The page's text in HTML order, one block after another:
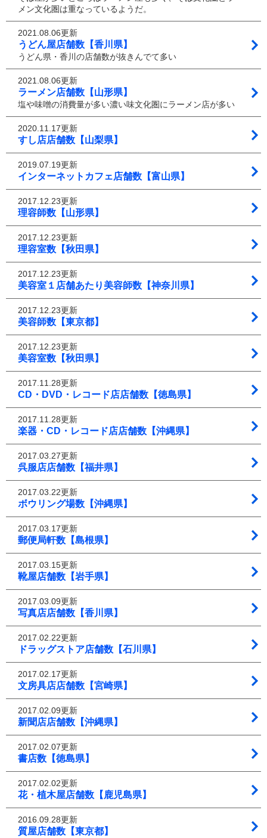
メン文化圏は重なっているようだ。
2021.08.06更新
うどん屋店舗数【香川県】
うどん県・香川の店舗数が抜きんでて多い
2021.08.06更新
ラーメン店舗数【山形県】
塩や味噌の消費量が多い濃い味文化圏にラーメン店が多い
2020.11.17更新
すし店店舗数【山梨県】
2019.07.19更新
インターネットカフェ店舗数【富山県】
2017.12.23更新
理容師数【山形県】
2017.12.23更新
理容室数【秋田県】
2017.12.23更新
美容室１店舗あたり美容師数【神奈川県】
2017.12.23更新
美容師数【東京都】
2017.12.23更新
美容室数【秋田県】
2017.11.28更新
CD・DVD・レコード店店舗数【徳島県】
2017.11.28更新
楽器・CD・レコード店店舗数【沖縄県】
2017.03.27更新
呉服店店舗数【福井県】
2017.03.22更新
ボウリング場数【沖縄県】
2017.03.17更新
郵便局軒数【島根県】
2017.03.15更新
靴屋店舗数【岩手県】
2017.03.09更新
写真店店舗数【香川県】
2017.02.22更新
ドラッグストア店舗数【石川県】
2017.02.17更新
文房具店店舗数【宮崎県】
2017.02.09更新
新聞店店舗数【沖縄県】
2017.02.07更新
書店数【徳島県】
2017.02.02更新
花・植木屋店舗数【鹿児島県】
2016.09.28更新
質屋店舗数【東京都】